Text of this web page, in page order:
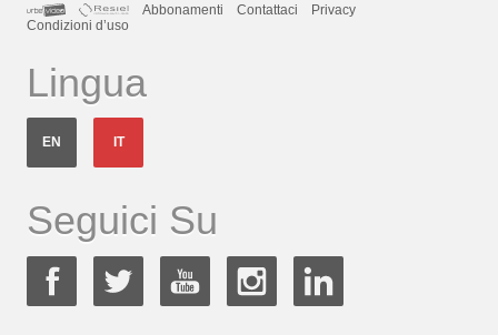
Abbonamenti
Contattaci
Privacy
Condizioni d’uso
Lingua
EN IT
Seguici Su